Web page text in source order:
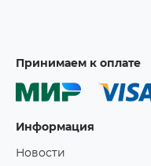
Принимаем к оплате
Информация
Новости